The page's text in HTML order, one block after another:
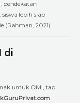
pendekatan
lebih siap
(Rahman, 2021).
di
untuk OMI, tapi